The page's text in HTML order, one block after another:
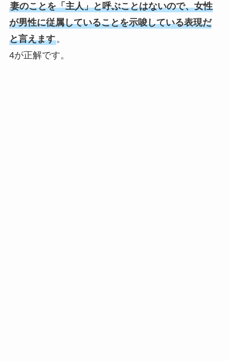
妻のことを「主人」と呼ぶことはないので、女性
が男性に従属していることを示唆している表現だ
と言えます。
4が正解です。